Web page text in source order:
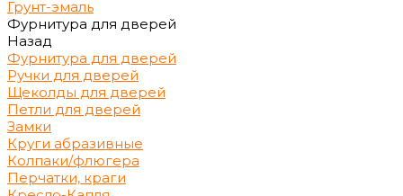
Грунт-эмаль
Фурнитура для дверей
Назад
Фурнитура для дверей
Ручки для дверей
Щеколды для дверей
Петли для дверей
Замки
Круги абразивные
Колпаки/флюгера
Перчатки, краги